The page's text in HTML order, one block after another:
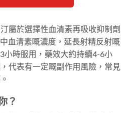
屬於選擇性血清素再吸收抑制劑
中血清素嘅濃度，延長射精反射嘅
小時服用，藥效大約持續4-6小
代表有一定嘅副作用風險，常見
？